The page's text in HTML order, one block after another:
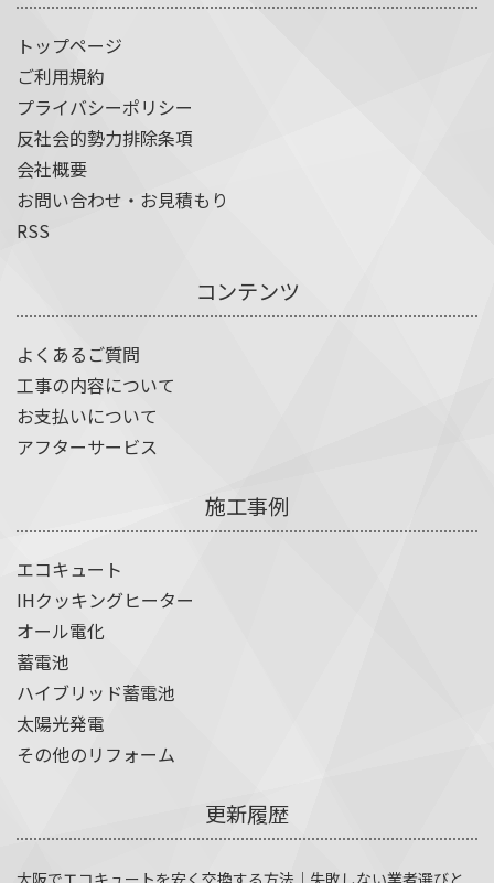
トップページ
ご利用規約
プライバシーポリシー
反社会的勢力排除条項
会社概要
お問い合わせ・お見積もり
RSS
コンテンツ
よくあるご質問
工事の内容について
お支払いについて
アフターサービス
施工事例
エコキュート
IHクッキングヒーター
オール電化
蓄電池
ハイブリッド蓄電池
太陽光発電
その他のリフォーム
更新履歴